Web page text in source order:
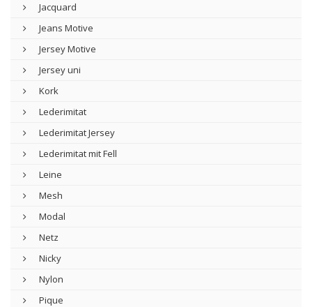
Jacquard
Jeans Motive
Jersey Motive
Jersey uni
Kork
Lederimitat
Lederimitat Jersey
Lederimitat mit Fell
Leine
Mesh
Modal
Netz
Nicky
Nylon
Pique